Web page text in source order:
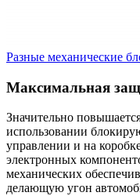
Разные механические
Максимальная
Значительно
использовании
управлении и на
электронных
механических
делающую угон